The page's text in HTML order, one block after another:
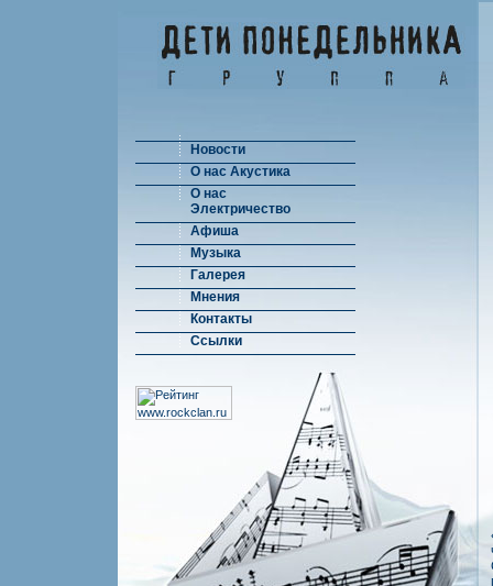
Новости
О нас Акустика
О нас
Электричество
Афиша
Музыка
Галерея
Мнения
Контакты
Ссылки